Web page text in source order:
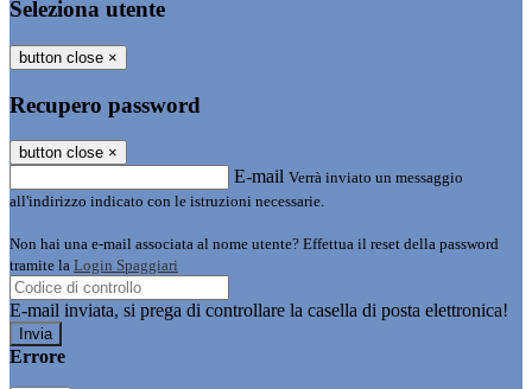
Seleziona utente
button close ×
Recupero password
button close ×
E-mail Verrà inviato un messaggio
all'indirizzo indicato con le istruzioni necessarie.
Non hai una e-mail associata al nome utente? Effettua il reset della password
tramite la Login Spaggiari
E-mail inviata, si prega di controllare la casella di posta elettronica!
Errore